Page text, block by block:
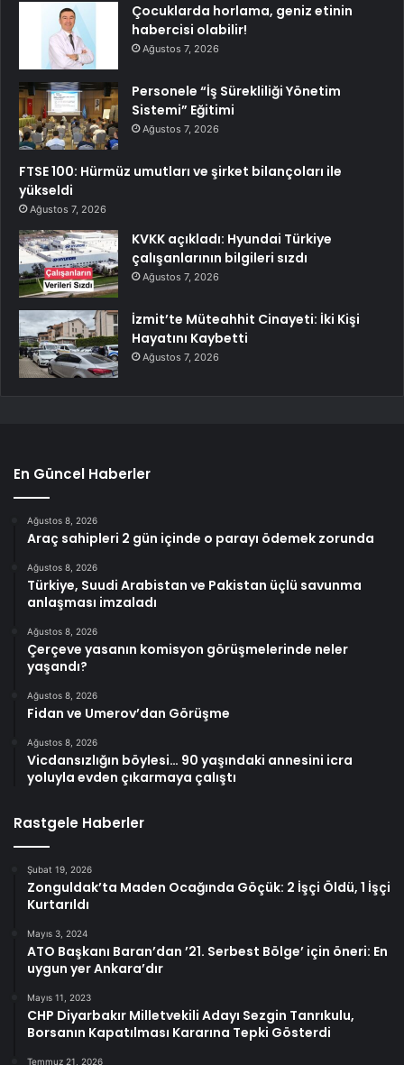
Çocuklarda horlama, geniz etinin
habercisi olabilir!
Ağustos 7, 2026
Personele “İş Sürekliliği Yönetim
Sistemi” Eğitimi
Ağustos 7, 2026
FTSE 100: Hürmüz umutları ve şirket bilançoları ile
yükseldi
Ağustos 7, 2026
KVKK açıkladı: Hyundai Türkiye
çalışanlarının bilgileri sızdı
Ağustos 7, 2026
İzmit’te Müteahhit Cinayeti: İki Kişi
Hayatını Kaybetti
Ağustos 7, 2026
En Güncel Haberler
Ağustos 8, 2026
Araç sahipleri 2 gün içinde o parayı ödemek zorunda
Ağustos 8, 2026
Türkiye, Suudi Arabistan ve Pakistan üçlü savunma
anlaşması imzaladı
Ağustos 8, 2026
Çerçeve yasanın komisyon görüşmelerinde neler
yaşandı?
Ağustos 8, 2026
Fidan ve Umerov’dan Görüşme
Ağustos 8, 2026
Vicdansızlığın böylesi… 90 yaşındaki annesini icra
yoluyla evden çıkarmaya çalıştı
Rastgele Haberler
Şubat 19, 2026
Zonguldak’ta Maden Ocağında Göçük: 2 İşçi Öldü, 1 İşçi
Kurtarıldı
Mayıs 3, 2024
ATO Başkanı Baran’dan ’21. Serbest Bölge’ için öneri: En
uygun yer Ankara’dır
Mayıs 11, 2023
CHP Diyarbakır Milletvekili Adayı Sezgin Tanrıkulu,
Borsanın Kapatılması Kararına Tepki Gösterdi
Temmuz 21, 2026